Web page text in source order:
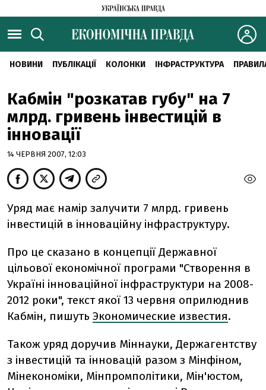
НОВИНИ ПУБЛІКАЦІЇ КОЛОНКИ ІНФРАСТРУКТУРА
Кабмін "розкатав губу" на 7
млрд. гривень інвестицій в
інновації
14 ЧЕРВНЯ 2007, 12:03
Уряд має намір залучити 7 млрд. гривень
інвестицій в інноваційну інфраструктуру.
Про це сказано в концепції Державної
цільової економічної програми "Створення в
Україні інноваційної інфраструктури на 2008-
2012 роки", текст якої 13 червня оприлюднив
Кабмін, пишуть Экономические известия.
Також уряд доручив Міннауки, Держагентству
з інвестицій та інновацій разом з Мінфіном,
Мінекономіки, Мінпромполітики, Мін'юстом,